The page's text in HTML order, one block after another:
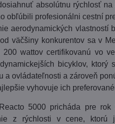
absolútnu rýchlosť
obľúbili profesionálni cestní
aerodynamických vlastností
väčšiny konkurentov sa v
200 wattov certifikovanú vo
bicyklov, ktorý
a ovládateľnosti a zároveň
vyhovuje ich
5000 pricháda pre
z rýchlosti v cene, ktorú